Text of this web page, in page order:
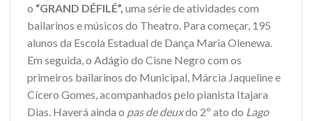
o “GRAND DÉFILÉ”, uma série de atividades com
bailarinos e músicos do Theatro. Para começar, 195
alunos da Escola Estadual de Dança Maria Olenewa.
Em seguida, o Adágio do Cisne Negro com os
primeiros bailarinos do Municipal, Márcia Jaqueline e
Cícero Gomes, acompanhados pelo pianista Itajara
Dias. Haverá ainda o pas de deuxdo 2º ato do Lago